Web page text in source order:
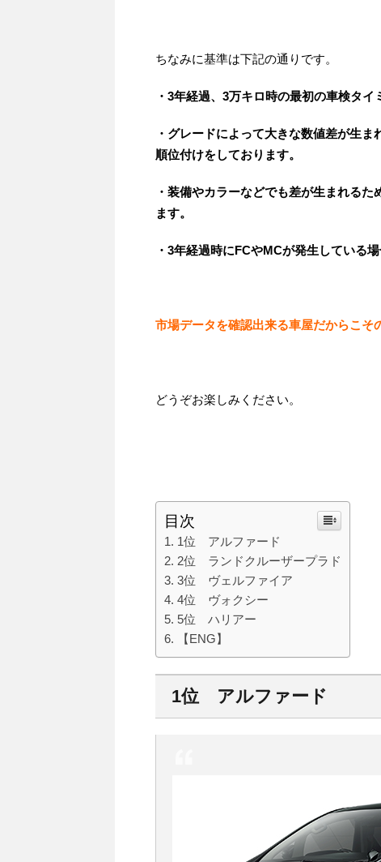
ちなみに基準は下記の通りです。
・3年経過、3万キロ時の最初の車検タイ
・グレードによって大きな数値差が生
順位付けをしております。
・装備やカラーなどでも差が生まれる
ます。
・3年経過時にFCやMCが発生している
市場データを確認出来る車屋だからこそ
どうぞお楽しみください。
目次
1位 アルファード
2位 ランドクルーザープラド
3位 ヴェルファイア
4位 ヴォクシー
5位 ハリアー
【ENG】
1位 アルファード